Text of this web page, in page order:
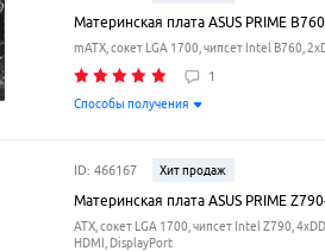
Материнская плата ASUS PRIME
mATX, сокет LGA 1700, чипсет Intel B760,
1
Способы получения
ID: 466167 Хит продаж
Материнская плата ASUS PRIME
ATX, сокет LGA 1700, чипсет Intel Z790,
HDMI, DisplayPort